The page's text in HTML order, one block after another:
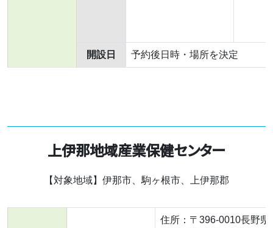
開設日 予約後日時・場所を決定
上伊那地域産業保健センター
【対象地域】伊那市、駒ヶ根市、上伊那郡
住所：〒396-0010長野